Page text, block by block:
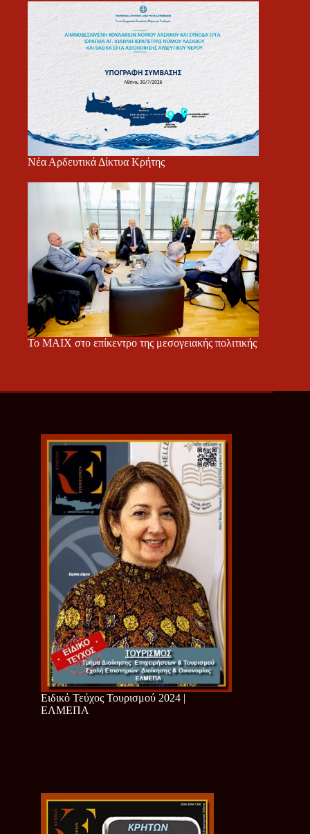
Νέα Αρδευτικά Δίκτυα Κρήτης
Το ΜΑΙΧ στο επίκεντρο της μεσογειακής πολιτικής
Ειδικό Τεύχος Τουρισμού 2024 |
ΕΛΜΕΠΑ